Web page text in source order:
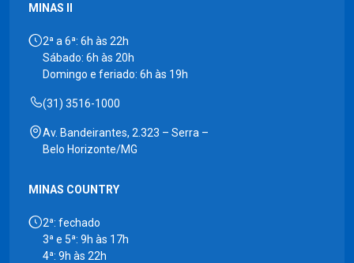
MINAS II
2ª a 6ª: 6h às 22h
Sábado: 6h às 20h
Domingo e feriado: 6h às 19h
(31) 3516-1000
Av. Bandeirantes, 2.323 – Serra –
Belo Horizonte/MG
MINAS COUNTRY
2ª: fechado
3ª e 5ª: 9h às 17h
4ª: 9h às 22h